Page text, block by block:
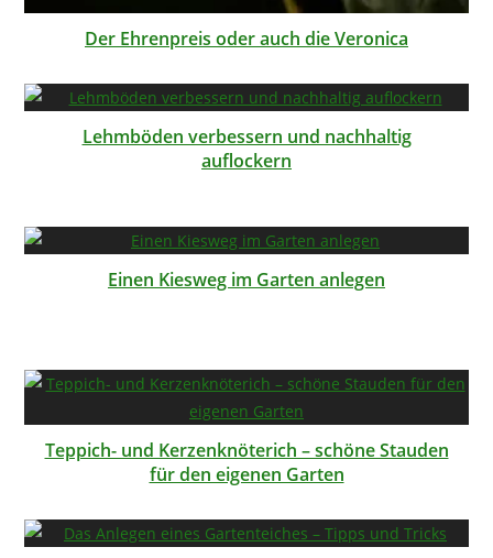
Der Ehrenpreis oder auch die Veronica
Lehmböden verbessern und nachhaltig
auflockern
Einen Kiesweg im Garten anlegen
Teppich- und Kerzenknöterich – schöne Stauden
für den eigenen Garten